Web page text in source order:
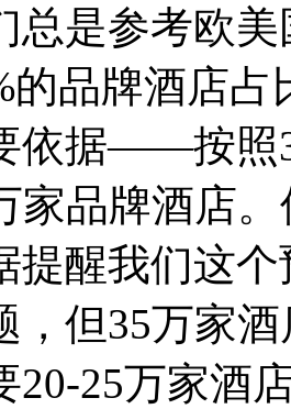
总是参考欧
的品牌酒店
依据——按照
家品牌酒店
提醒我们这
，但35万家
20-25万家酒